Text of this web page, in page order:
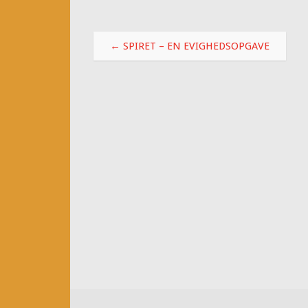
Post
navigation
← SPIRET – EN EVIGHEDSOPGAVE